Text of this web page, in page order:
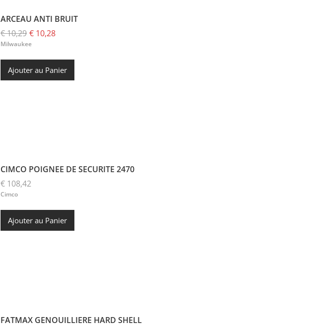
ARCEAU ANTI BRUIT
€ 10,29 € 10,28
Milwaukee
Ajouter au Panier
CIMCO POIGNEE DE SECURITE 2470
€ 108,42
Cimco
Ajouter au Panier
FATMAX GENOUILLIERE HARD SHELL